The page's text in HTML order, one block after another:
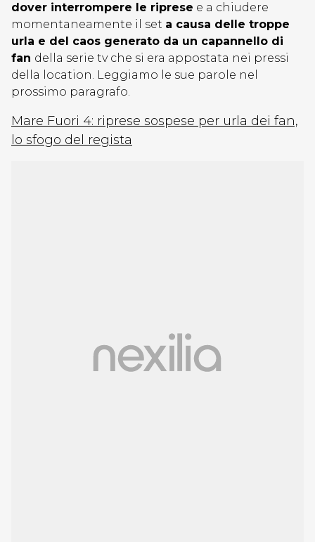
dover interrompere le riprese e a chiudere
momentaneamente il set a causa delle troppe
urla e del caos generato da un capannello di
fan della serie tv che si era appostata nei pressi
della location. Leggiamo le sue parole nel
prossimo paragrafo.
Mare Fuori 4: riprese sospese per urla dei fan,
lo sfogo del regista